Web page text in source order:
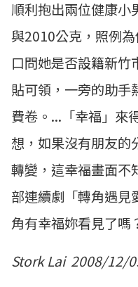
順利抱出兩位健康小
與2010公克，照例
口問她是否設籍新竹
貼可領，一旁的助手
費卷。...「幸福」來
想，如果沒有朋友的
轉變，這幸福畫面不
部連續劇「轉角遇見
角有幸福妳看見了嗎
Stork Lai 2008/12/